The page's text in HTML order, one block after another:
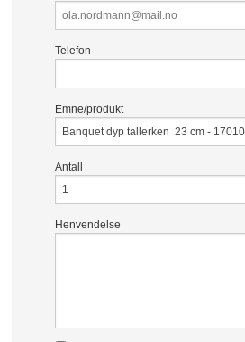
Telefon
Emne/produkt
Antall
Henvendelse